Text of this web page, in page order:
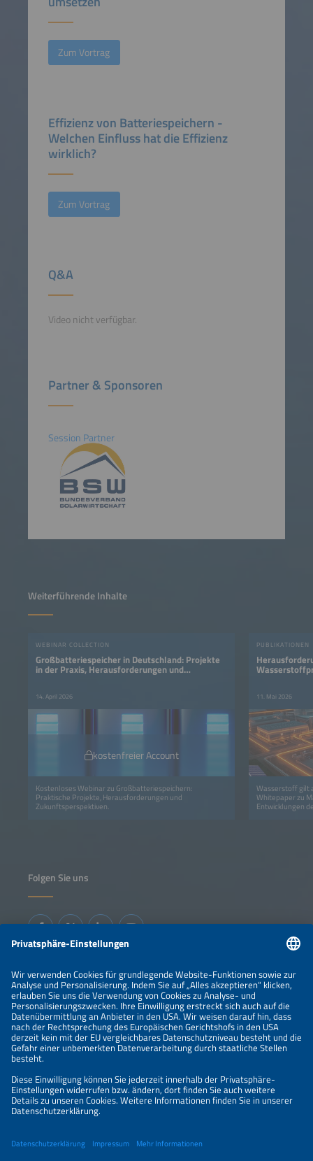
Zum Vortrag
Effizienz von Batteriespeichern -
Welchen Einfluss hat die Effizienz
wirklich?
Zum Vortrag
Q&A
Video nicht verfügbar.
Partner & Sponsoren
Session Partner
Weiterführende Inhalte
WEBINAR COLLECTION
Großbatteriespeicher in Deutschland: Projekte
in der Praxis, Herausforderungen und
14. April 2026
kostenfreier Account
Kostenloses Webinar zu Großbatteriespeichern:
Praktische Projekte, Herausforderungen und
Zukunftsperspektiven.
PUBLIKATIONEN
11. Mai 2026
Wasserstoff gilt
Whitepaper zu
Entwicklungen
Folgen Sie uns
Informationen
IMPRESSUM
KONTAKT
ÜBER UNS
VERANSTALTER
PREISÜBERSICHT